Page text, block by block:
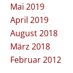
Mai 2019
April 2019
August 2018
März 2018
Februar 2012